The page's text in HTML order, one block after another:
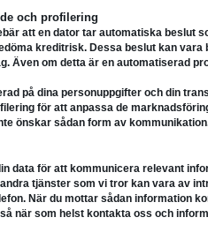
och profilering
att en dator tar automatiska beslut
kreditrisk. Dessa beslut kan
Även om detta är en automatiserad
på dina personuppgifter och din
för att anpassa de
önskar sådan form av
data för att kommunicera relevant
tjänster som vi tror kan vara av
När du mottar sådan information
när som helst kontakta oss och